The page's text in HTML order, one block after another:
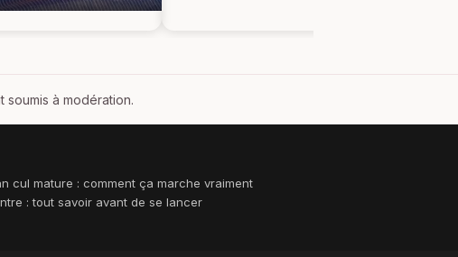
à modération.
cul mature : comment ça marche vraiment
: tout savoir avant de se lancer